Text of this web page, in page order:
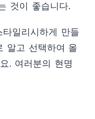
것이 좋습니다.
일리시하게 만들
알고 선택하여 올
. 여러분의 현명